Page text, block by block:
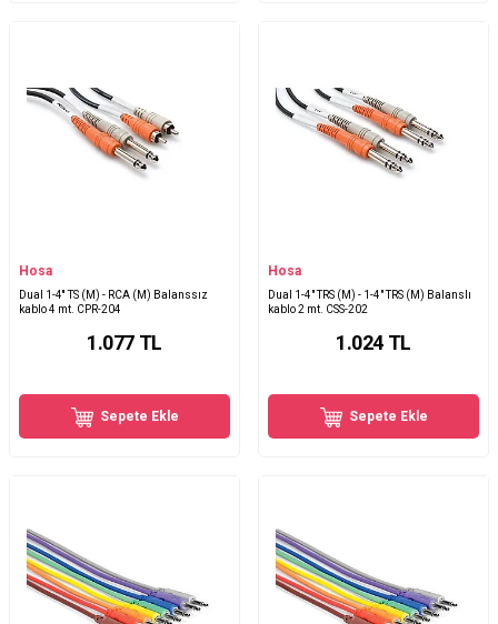
Hosa
Dual 1-4'' TS (M) - RCA (M) Balanssız
kablo 4 mt. CPR-204
1.077 TL
Sepete Ekle
Hosa
Dual 1-4" TRS (M) - 1-4" TRS (M) Balanslı
kablo 2 mt. CSS-202
1.024 TL
Sepete Ekle